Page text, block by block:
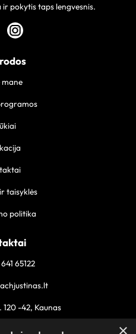
pokytis taps lengvesnis.
mane
taisyklės
politika
65122
120 -42, Kaunas